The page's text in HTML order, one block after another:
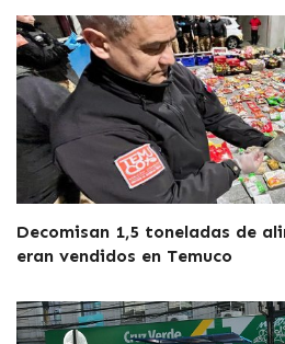
Decomisan 1,5 toneladas de
eran vendidos en Temuco